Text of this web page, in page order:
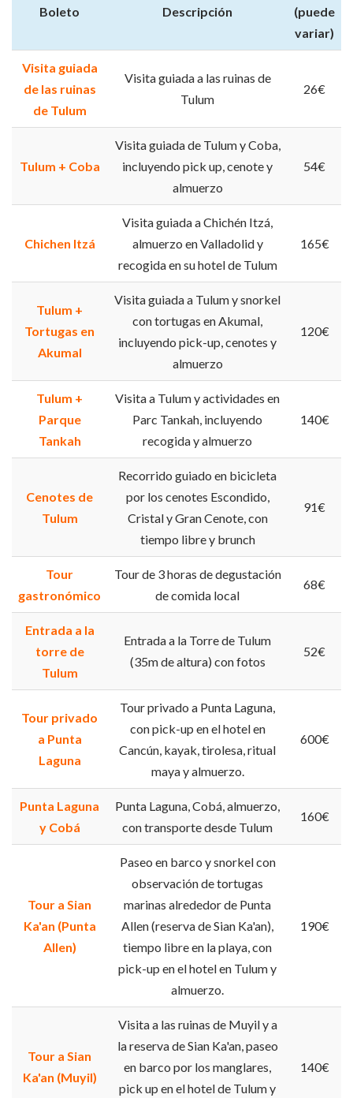
Boleto Descripción
(puede
variar)
Visita guiada
de las ruinas
de Tulum
Visita guiada a las ruinas de
Tulum
26€
Tulum + Coba
Visita guiada de Tulum y Coba,
incluyendo pick up, cenote y
almuerzo
54€
Chichen Itzá
Visita guiada a Chichén Itzá,
almuerzo en Valladolid y
recogida en su hotel de Tulum
165€
Tulum +
Tortugas en
Akumal
Visita guiada a Tulum y snorkel
con tortugas en Akumal,
incluyendo pick-up, cenotes y
almuerzo
120€
Tulum +
Parque
Tankah
Visita a Tulum y actividades en
Parc Tankah, incluyendo
recogida y almuerzo
140€
Cenotes de
Tulum
Recorrido guiado en bicicleta
por los cenotes Escondido,
Cristal y Gran Cenote, con
tiempo libre y brunch
91€
Tour
gastronómico
Tour de 3 horas de degustación
de comida local
68€
Entrada a la
torre de
Tulum
Entrada a la Torre de Tulum
(35m de altura) con fotos
52€
Tour privado
a Punta
Laguna
Tour privado a Punta Laguna,
con pick-up en el hotel en
Cancún, kayak, tirolesa, ritual
maya y almuerzo.
600€
Punta Laguna
y Cobá
Punta Laguna, Cobá, almuerzo,
con transporte desde Tulum
160€
Tour a Sian
Ka'an (Punta
Allen)
Paseo en barco y snorkel con
observación de tortugas
marinas alrededor de Punta
Allen (reserva de Sian Ka'an),
tiempo libre en la playa, con
pick-up en el hotel en Tulum y
almuerzo.
190€
Tour a Sian
Ka'an (Muyil)
Visita a las ruinas de Muyil y a
la reserva de Sian Ka'an, paseo
en barco por los manglares,
pick up en el hotel de Tulum y
140€